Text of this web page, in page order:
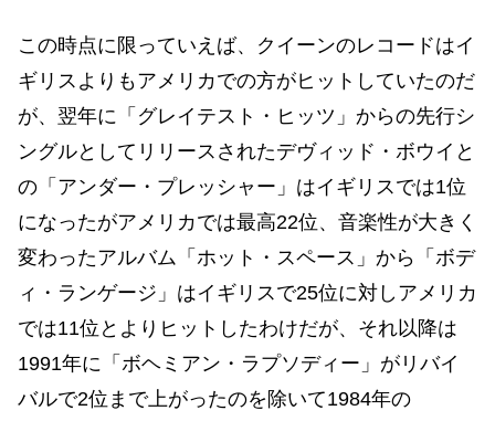
この時点に限っていえば、クイーンのレコードはイ
ギリスよりもアメリカでの方がヒットしていたのだ
が、翌年に「グレイテスト・ヒッツ」からの先行シ
ングルとしてリリースされたデヴィッド・ボウイと
の「アンダー・プレッシャー」はイギリスでは1位
になったがアメリカでは最高22位、音楽性が大きく
変わったアルバム「ホット・スペース」から「ボデ
ィ・ランゲージ」はイギリスで25位に対しアメリカ
では11位とよりヒットしたわけだが、それ以降は
1991年に「ボヘミアン・ラプソディー」がリバイ
バルで2位まで上がったのを除いて1984年の